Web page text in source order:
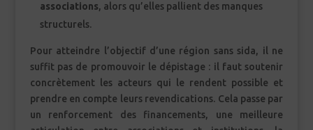
associations, alors qu’elles pallient des manques
structurels.
Pour atteindre l’objectif d’une région sans sida, il ne
suffit pas de promouvoir le dépistage : il faut soutenir
concrètement les acteurs qui le rendent possible et
prendre en compte leurs revendications. Cela passe par
un renforcement des financements, une meilleure